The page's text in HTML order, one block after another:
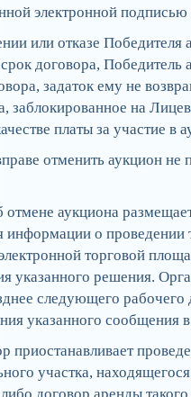
электронной подписью
или отказе Победителя
договора, Победитель
задаток ему не
заблокированное на
платы за участие в
отменить аукцион не
отмене аукциона
информации о проведении
торговой
указанного решения.
следующего
указанного сообщения
приостанавливает
участка,